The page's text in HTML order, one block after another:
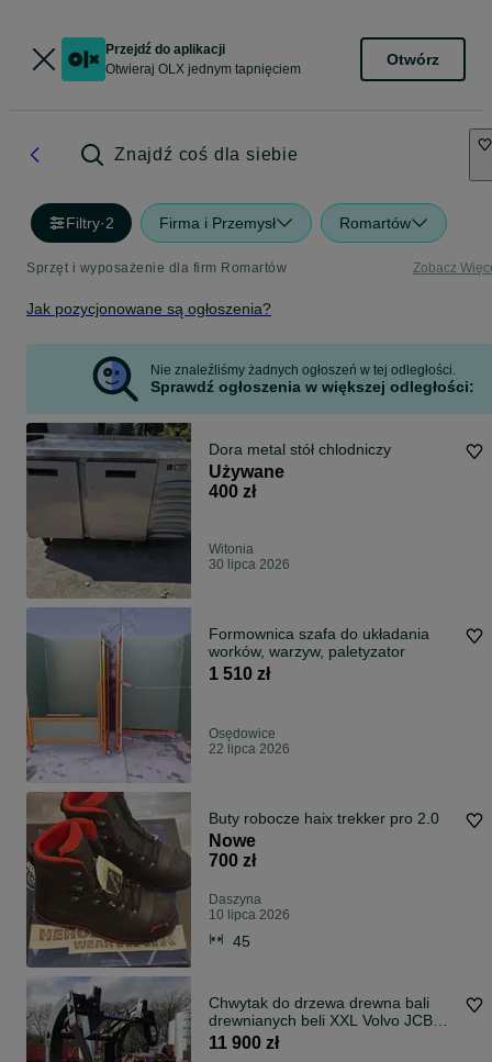
Przejdź do aplikacji
Otwieraj OLX jednym tapnięciem
Otwórz
Znajdź coś dla siebie
Filtry·2 Firma i Przemysł Romartów
Sprzęt i wyposażenie dla firm Romartów Zobacz
Jak pozycjonowane są ogłoszenia?
Nie znaleźliśmy żadnych ogłoszeń w tej odległości.
Sprawdź ogłoszenia w większej odległości:
Dora metal stół chlodniczy
Używane
400 zł
Witonia
30 lipca 2026
Formownica szafa do układania
worków, warzyw, paletyzator
1 510 zł
Osędowice
22 lipca 2026
Buty robocze haix trekker pro 2.0
Nowe
700 zł
Daszyna
10 lipca 2026
45
Chwytak do drzewa drewna bali
drewnianych beli XXL Volvo JCB
Manitou
11 900 zł